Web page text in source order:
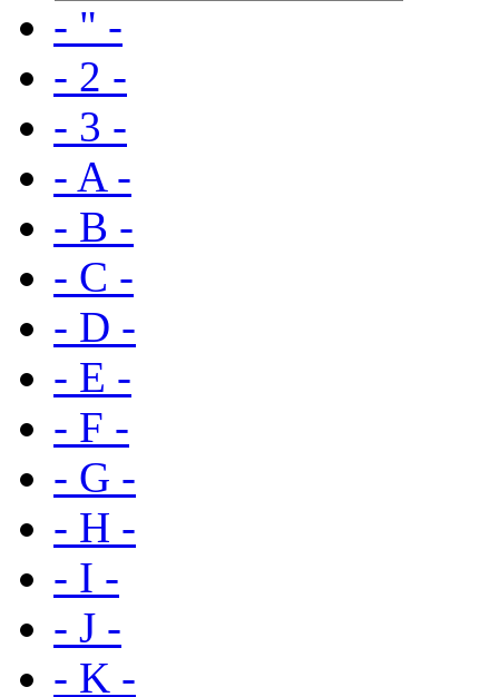
- " -
- 2 -
- 3 -
- A -
- B -
- C -
- D -
- E -
- F -
- G -
- H -
- I -
- J -
- K -